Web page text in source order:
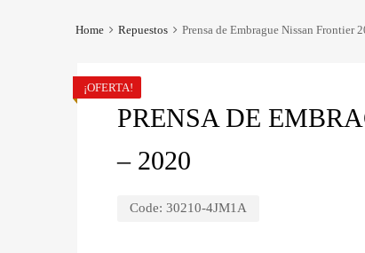
Home Repuestos Prensa de Embrague Nissan Frontier
PRENSA DE
– 2020
Code: 30210-4JM1A
¡OFERTA!